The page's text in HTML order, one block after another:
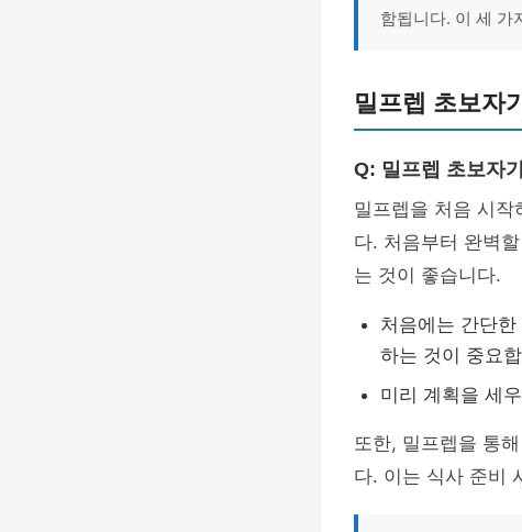
함됩니다. 이 세 가
밀프렙 초보자
Q: 밀프렙 초보자
밀프렙을 처음 시작
다. 처음부터 완벽
는 것이 좋습니다.
처음에는 간단
하는 것이 중요
미리 계획을 세
또한, 밀프렙을 통
다. 이는 식사 준비